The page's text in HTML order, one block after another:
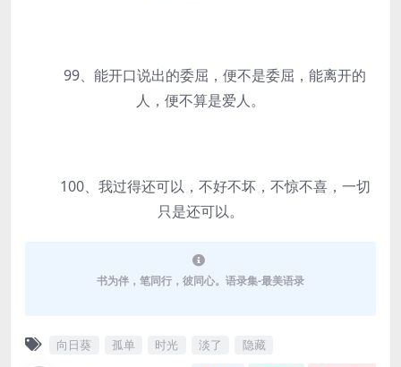
99、能开口说出的委屈，便不是委屈，能离开的
人，便不算是爱人。
100、我过得还可以，不好不坏，不惊不喜，一切
只是还可以。
书为伴，笔同行，彼同心。语录集-最美语录
向日葵 孤单 时光 淡了 隐藏